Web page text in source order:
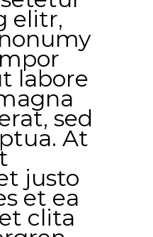
elitr,
labore
sed
At
justo
et ea
clita